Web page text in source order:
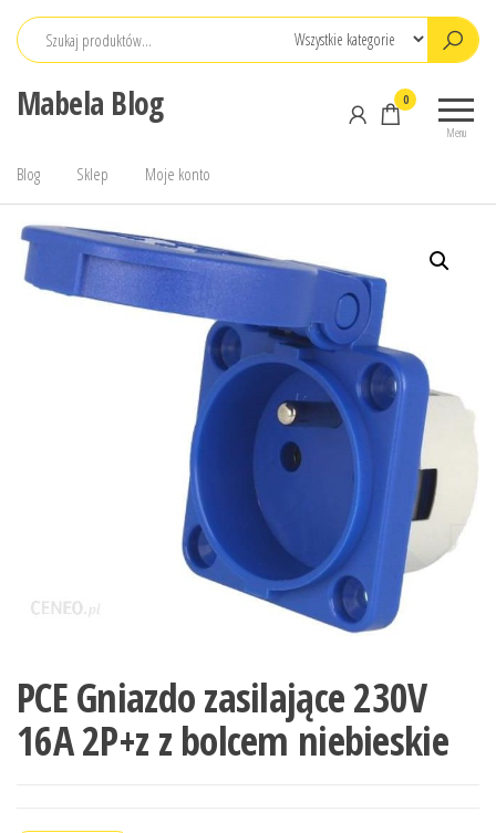
Przejdź
Mabela Blog
Menu
0
Blog Sklep Moje konto
PCE Gniazdo zasilające 230V
16A 2P+z z bolcem niebieskie